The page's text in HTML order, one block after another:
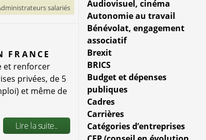
salariés
FRANCE
et renforcer
privées, de 5
et même de
Lire la suite..
Audiovisuel, cinéma
Autonomie au travail
Bénévolat, engagement
associatif
Brexit
BRICS
Budget et dépenses
publiques
Cadres
Carrières
Catégories d’entreprises